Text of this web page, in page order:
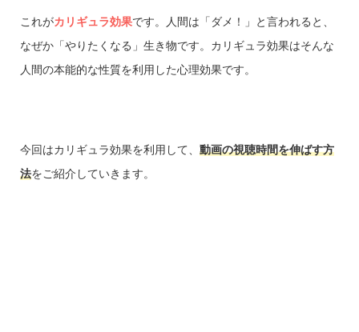
これがカリギュラ効果です。人間は「ダメ！」と言われると、
なぜか「やりたくなる」生き物です。カリギュラ効果はそんな
人間の本能的な性質を利用した心理効果です。
今回はカリギュラ効果を利用して、 動画の視聴時間を伸ばす方
法をご紹介していきます。